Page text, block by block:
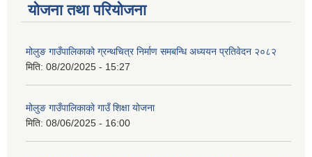
योजना तथा परियोजना
मोलुङ गाउँपालिकाको ग्रन्थचित्र निर्माण समबन्धि अध्ययन प्रतिवेदन २०८२
मिति: 08/20/2025 - 15:27
मोलुङ गाउँपालिकाको गाउँ शिक्षा योजना
मिति: 08/06/2025 - 16:00